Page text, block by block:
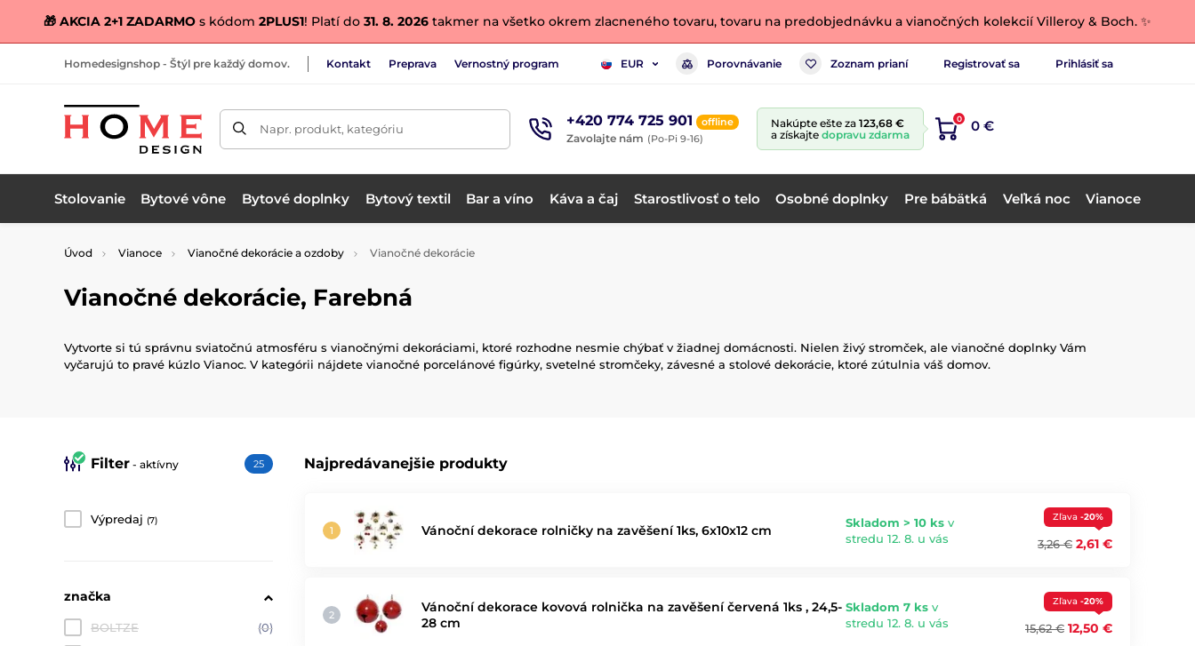
🎁 AKCIA 2+1 ZADARMO s kódom 2PLUS1! Platí do 31. 8. 2026 takmer na všetko okrem zlacneného tovaru, tovaru na predobjednávku a vianočných kolekcií Villeroy & Boch. ✨
Homedesignshop - Štýl pre každý domov. Kontakt Preprava Vernostný program EUR Porovnávanie Zoznam prianí Registrovať sa Prihlásiť sa
Napr. produkt, kategóriu +420 774 725 901 offline
Zavolajte nám (Po-Pi 9-16)
Nakúpte ešte za 123,68 €
a získajte dopravu zdarma
0 0 €
Stolovanie Bytové vône Bytové doplnky Bytový textil Bar a víno Káva a čaj Starostlivosť o telo Osobné doplnky Pre bábätká Veľká noc Vianoce
Úvod Vianoce Vianočné dekorácie a ozdoby Vianočné dekorácie
Vianočné dekorácie, Farebná
Vytvorte si tú správnu sviatočnú atmosféru s vianočnými dekoráciami, ktoré rozhodne nesmie chýbať v žiadnej domácnosti. Nielen živý stromček, ale vianočné doplnky Vám
vyčarujú to pravé kúzlo Vianoc. V kategórii nájdete vianočné porcelánové figúrky, svetelné stromčeky, závesné a stolové dekorácie, ktoré zútulnia váš domov.
Najpredávanejšie produkty
Vánoční dekorace rolničky na zavěšení 1ks, 6x10x12 cm Skladom > 10 ks v
stredu 12. 8. u vás
Zľava -20%
3,26 € 2,61 €
Vánoční dekorace kovová rolnička na zavěšení červená 1ks , 24,5-
28 cm
Skladom 7 ks v
stredu 12. 8. u vás
Zľava -20%
15,62 € 12,50 €
Filter - aktívny 25
Výpredaj (7)
značka
BOLTZE
(0)